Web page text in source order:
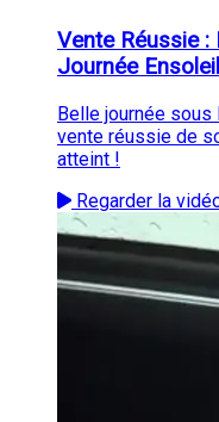
Vente Réussie :
Journée
Belle journée sous
vente réussie de
atteint !
Regarder la